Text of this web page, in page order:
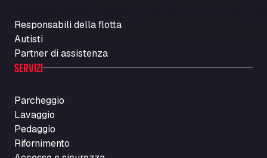
Responsabili della flotta
Autisti
Partner di assistenza
SERVIZI
Parcheggio
Lavaggio
Pedaggio
Rifornimento